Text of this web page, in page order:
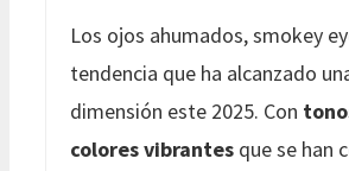
Los ojos ahumados, smokey
tendencia que ha alcanzado
dimensión este 2025. Con
colores vibrantes que se han